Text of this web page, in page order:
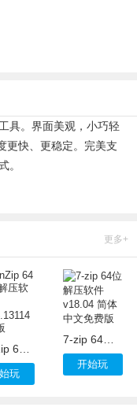
具。界面美观，小巧轻
更快、更稳定。完美支
。
更多+
玩
7-zip 64位解压软件 v18.04 简体中文免费版
开始玩